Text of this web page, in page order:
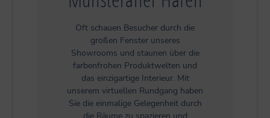
Oft schauen Besucher durch die
großen Fenster unseres
Showrooms und staunen über die
farbenfrohen Produktwelten und
das einzigartige Interieur. Mit
unserem virtuellen Rundgang haben
Sie die einmalige Gelegenheit durch